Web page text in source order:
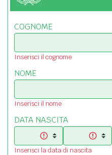
COGNOME
Inserisci il cognome
NOME
Inserisci il nome
DATA NASCITA
Inserisci la data di nascita